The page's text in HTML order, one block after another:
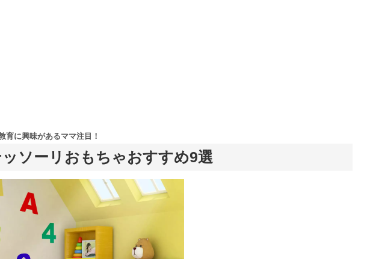
ソーリおもちゃおすすめ9選
育に興味があるママ注目！